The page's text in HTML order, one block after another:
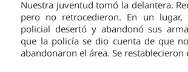
Nuestra juventud tomó la delantera.
pero no retrocedieron. En un lugar,
policial desertó y abandonó sus
que la policía se dio cuenta de que
abandonaron el área. Se restablecieron